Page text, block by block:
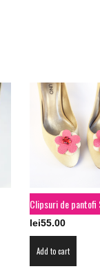
Clipsuri de pantofi
lei55.00
Add to cart